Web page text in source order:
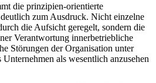
die prinzipien-orientierte
zum Ausdruck. Nicht einzelne
die Aufsicht geregelt, sondern die
Verantwortung innerbetriebliche
Störungen der Organisation unter
als wesentlich anzusehen